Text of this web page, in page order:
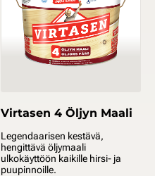
Virtasen 4 Öljyn Maali
Legendaarisen kestävä,
hengittävä öljymaali
ulkokäyttöön kaikille hirsi- ja
puupinnoille.